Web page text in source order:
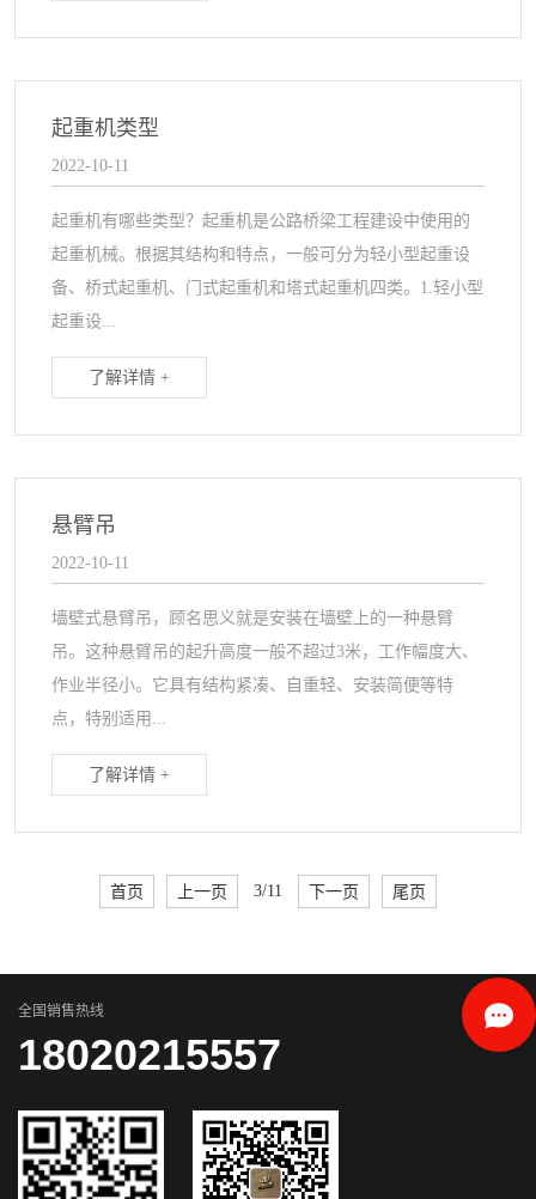
起重机类型
2022-10-11
起重机有哪些类型？起重机是公路桥梁工程建设中使用的
起重机械。根据其结构和特点，一般可分为轻小型起重设
备、桥式起重机、门式起重机和塔式起重机四类。1.轻小型
起重设...
了解详情 +
悬臂吊
2022-10-11
墙壁式悬臂吊，顾名思义就是安装在墙壁上的一种悬臂
吊。这种悬臂吊的起升高度一般不超过3米，工作幅度大、
作业半径小。它具有结构紧凑、自重轻、安装简便等特
点，特别适用...
了解详情 +
首页 上一页 3/11 下一页 尾页
全国销售热线
18020215557